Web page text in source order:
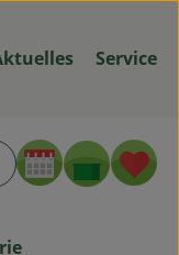
Service